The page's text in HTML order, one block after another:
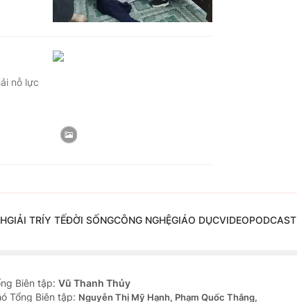
nỗ lực
GIẢI TRÍY TẾĐỜI SỐNGCÔNG NGHỆGIÁO DỤCVIDEOPODCAST
Biên tập: Vũ Thanh Thủy
Tổng Biên tập: Nguyễn Thị Mỹ Hạnh, Phạm Quốc Thắng,